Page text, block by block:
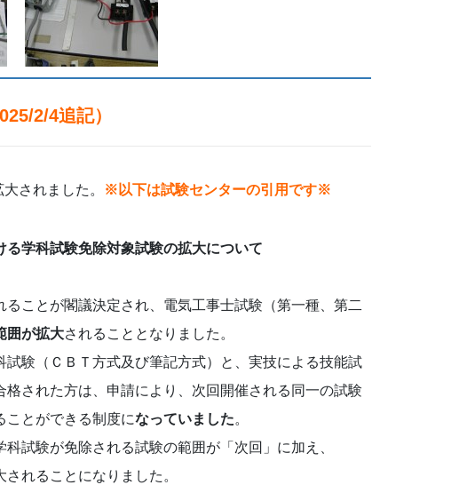
2/4追記）
されました。 ※以下は試験センターの引用です※
学科試験免除対象試験の拡大について
ことが閣議決定され、電気工事士試験（第一種、第二
囲が拡大されることとなりました。
試験（ＣＢＴ方式及び筆記方式）と、実技による技能試
格された方は、申請により、次回開催される同一の試験
ことができる制度になっていました。
科試験が免除される試験の範囲が「次回」に加え、
れることになりました。